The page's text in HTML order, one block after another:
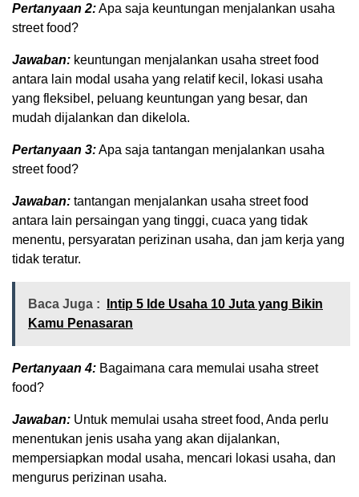
Pertanyaan 2:Apa saja keuntungan menjalankan usaha
street food?
Jawaban: keuntungan menjalankan usaha street food
antara lain modal usaha yang relatif kecil, lokasi usaha
yang fleksibel, peluang keuntungan yang besar, dan
mudah dijalankan dan dikelola.
Pertanyaan 3:Apa saja tantangan menjalankan usaha
street food?
Jawaban: tantangan menjalankan usaha street food
antara lain persaingan yang tinggi, cuaca yang tidak
menentu, persyaratan perizinan usaha, dan jam kerja yang
tidak teratur.
Baca Juga :
Intip 5 Ide Usaha 10 Juta yang Bikin
Kamu Penasaran
Pertanyaan 4: Bagaimana cara memulai usaha street
food?
Jawaban: Untuk memulai usaha street food, Anda perlu
menentukan jenis usaha yang akan dijalankan,
mempersiapkan modal usaha, mencari lokasi usaha, dan
mengurus perizinan usaha.